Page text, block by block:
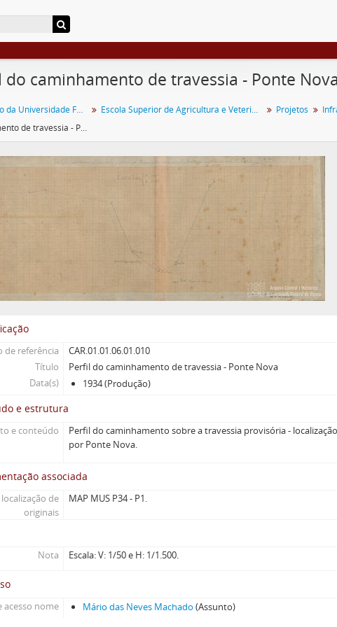
do caminhamento de travessia - Ponte Nova
Acervo Cartográfico da Universidade Federal de Viçosa Escola Superior de Agricultura e Veterinária Projetos
Perfil do caminhamento de travessia - Ponte Nova
de referência
CAR.01.01.06.01.010
Título
Perfil do caminhamento de travessia - Ponte Nova
Data(s)
1934 (Produção)
e estrutura
e conteúdo
Perfil do caminhamento sobre a travessia provisória -
por Ponte Nova.
associada
de
originais
MAP MUS P34 - P1.
Nota Escala: V: 1/50 e H: 1/1.500.
acesso nome Mário das Neves Machado (Assunto)